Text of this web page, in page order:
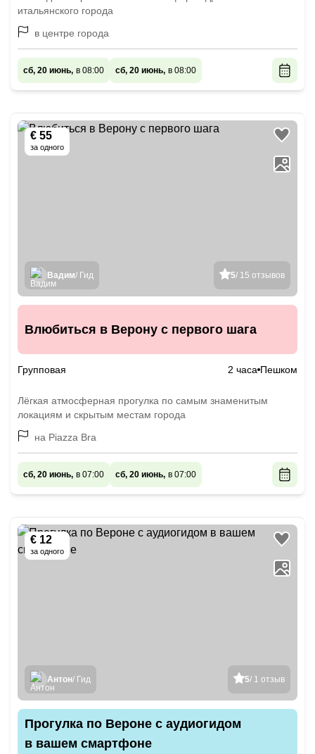
итальянского города
в центре города
сб, 20 июнь, в 08:00 сб, 20 июнь, в 08:00
€ 55
за одного
5/ 15 отзывов
Вадим/ Гид
Влюбиться в Верону с первого шага
Групповая 2 часа Пешком
Лёгкая атмосферная прогулка по самым знаменитым
локациям и скрытым местам города
на Piazza Bra
сб, 20 июнь, в 07:00 сб, 20 июнь, в 07:00
€ 12
за одного
5/ 1 отзыв
Антон/ Гид
Прогулка по Вероне с аудиогидом
в вашем смартфоне